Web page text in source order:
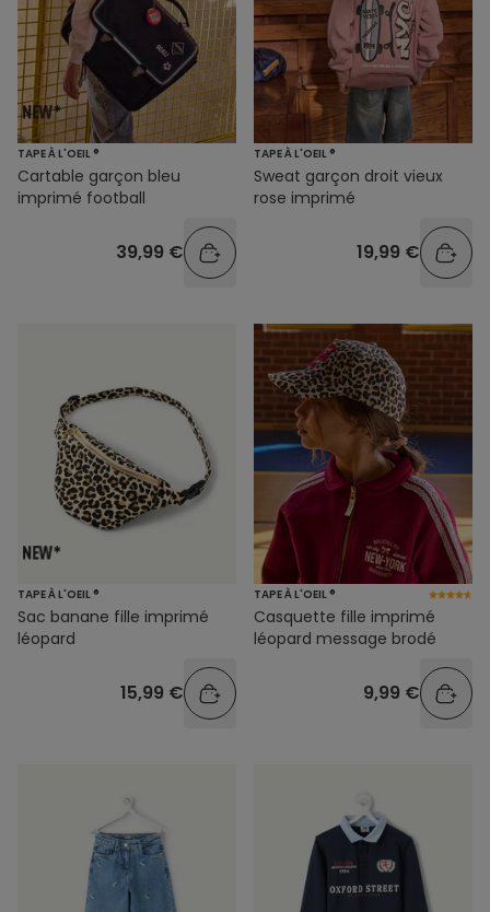
TAPE À L'OEIL ®
Cartable garçon bleu
imprimé football
39,99 €
TAPE À L'OEIL ®
Sweat garçon droit vieux
rose imprimé
19,99 €
TAPE À L'OEIL ®
Sac banane fille imprimé
léopard
15,99 €
TAPE À L'OEIL ®
Casquette fille imprimé
léopard message brodé
9,99 €